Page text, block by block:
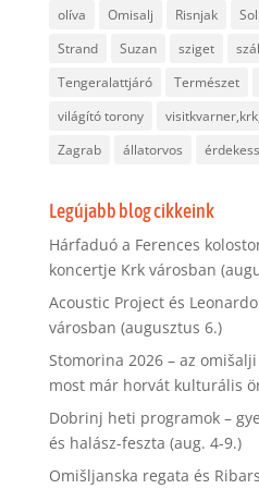
olíva
Omisalj Risnjak
Strand
Suzan sziget
Tengeralattjáró
Természet
világító torony
Zagrab
állatorvos
Legújabb blog cikkeink
Hárfaduó a Ferences
koncertje Krk városban
Acoustic Project és
városban (augusztus 6.)
Stomorina 2026 – az
most már horvát kulturális
Dobrinj heti programok –
és halász-feszta (aug. 4-9.)
Omišljanska regata és